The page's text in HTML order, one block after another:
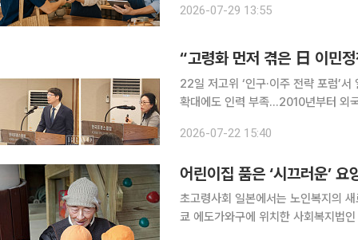
했다. 노인을 보호해야 할 대상에서
2026-07-29 13:55
“고령화 먼저 겪은 日 이민
22일 저고위 ‘인구·이주 전략 포럼’서 일본 사례·한국
확대에도 인력 부족…2010년부터 외
착’에 초점을 맞춘 이민정책 로드맵이
2026-07-22 15:40
어린이집 품은 ‘시끄러운’ 요
초고령사회 일본에서는 노인복지의
쿄 에도가와구에 위치한 사회복지법